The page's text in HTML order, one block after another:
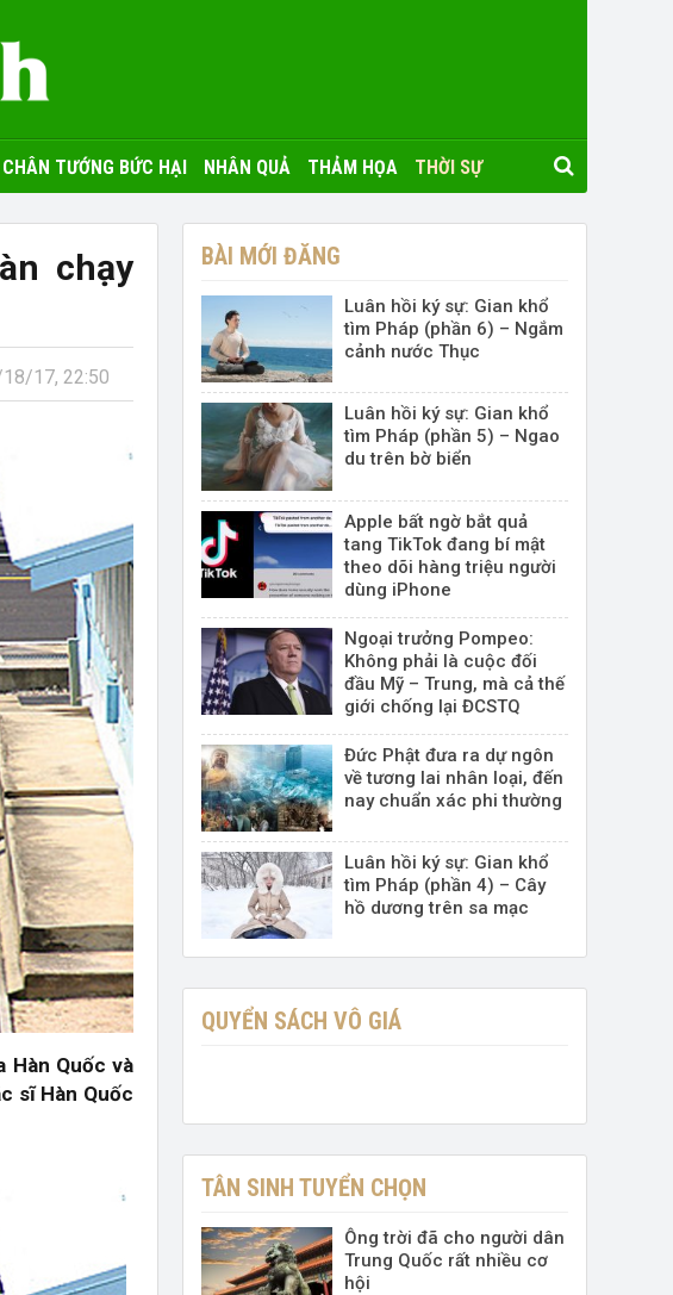
CHÂN TƯỚNG BỨC HẠI NHÂN QUẢ THẢM HỌA THỜI SỰ
chạy
17, 22:50
Hàn Quốc và
sĩ Hàn Quốc
BÀI MỚI ĐĂNG
Luân hồi ký sự: Gian khổ
tìm Pháp (phần 6) – Ngắm
cảnh nước Thục
Luân hồi ký sự: Gian khổ
tìm Pháp (phần 5) – Ngao
du trên bờ biển
Apple bất ngờ bắt quả
tang TikTok đang bí mật
theo dõi hàng triệu người
dùng iPhone
Ngoại trưởng Pompeo:
Không phải là cuộc đối
đầu Mỹ – Trung, mà cả thế
giới chống lại ĐCSTQ
Đức Phật đưa ra dự ngôn
về tương lai nhân loại, đến
nay chuẩn xác phi thường
Luân hồi ký sự: Gian khổ
tìm Pháp (phần 4) – Cây
hồ dương trên sa mạc
QUYỂN SÁCH VÔ GIÁ
TÂN SINH TUYỂN CHỌN
Ông trời đã cho người dân
Trung Quốc rất nhiều cơ
hội